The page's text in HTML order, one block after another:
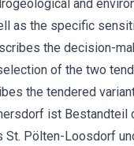
and
as the specific
the decision-
of the two
the tendered
ist Bestandteil
St. Pölten-Loosdorf